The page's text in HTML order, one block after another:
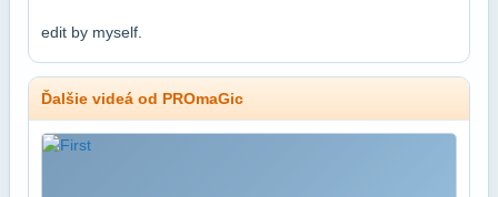
edit by myself.
Ďalšie videá od PROmaGic